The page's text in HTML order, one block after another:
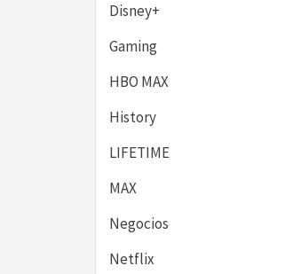
Disney+
Gaming
HBO MAX
History
LIFETIME
MAX
Negocios
Netflix